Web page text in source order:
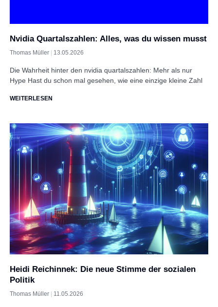
Nvidia Quartalszahlen: Alles, was du wissen musst
Thomas Müller 13.05.2026
Die Wahrheit hinter den nvidia quartalszahlen: Mehr als nur
Hype Hast du schon mal gesehen, wie eine einzige kleine Zahl
WEITERLESEN
Heidi Reichinnek: Die neue Stimme der sozialen
Politik
Thomas Müller 11.05.2026